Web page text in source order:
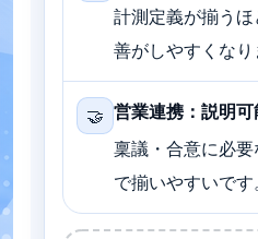
計測定義が揃う
善がしやすくなり
🤝 営業連携：説明
稟議・合意に必要
で揃いやすいです